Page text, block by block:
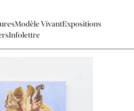
Modèle VivantExpositions
Infolettre